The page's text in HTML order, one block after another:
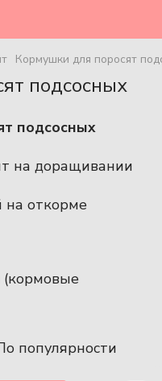
Кормушки для поросят
подсосных
подсосных
на доращивании
на откорме
(кормовые
популярности